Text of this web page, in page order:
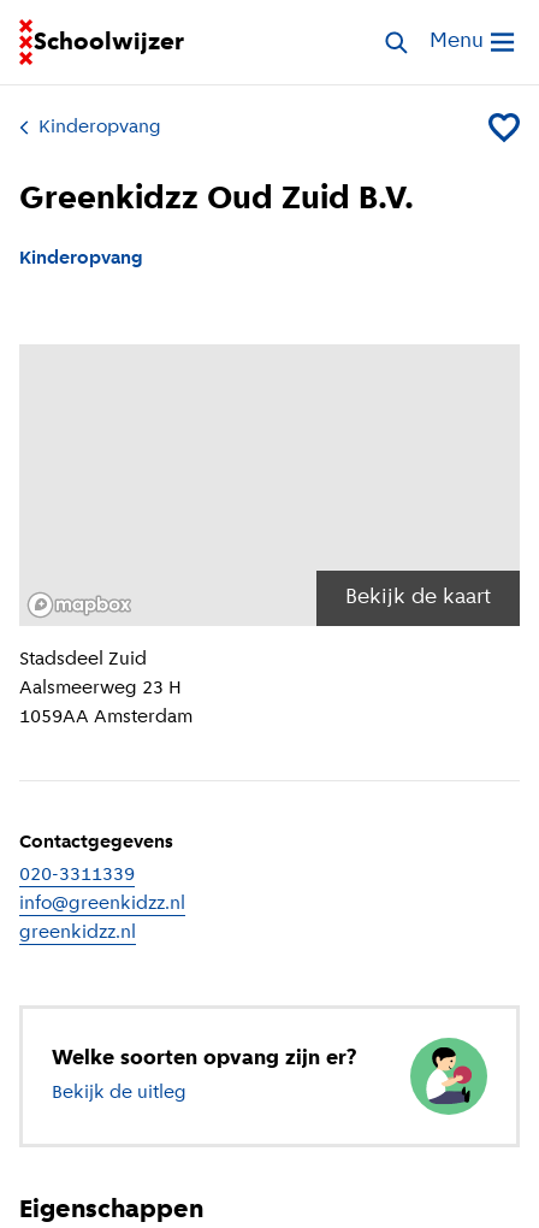
Schoolwijzer
Ga naar homepage van SchoolwijzerZoek opvang
Open
Menu
Kinderopvang Voeg
Greenkidzz Oud Zuid B.V.
Kinderopvang
Bekijk de kaart
Locatiegegevens
Stadsdeel Zuid
Aalsmeerweg 23 H
1059AA Amsterdam
Contactgegevens
020-3311339
info@greenkidzz.nl
greenkidzz.nl
Welke soorten opvang zijn er?
Bekijk de uitleg over verschillende soorten opvang
Eigenschappen